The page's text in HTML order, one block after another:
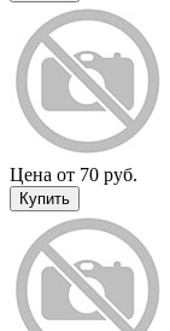
Цена от 70 руб.
Купить